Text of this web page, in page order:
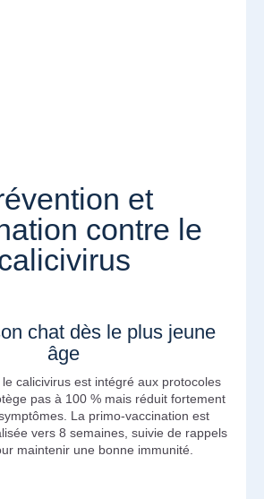
et
contre le
chat dès le plus jeune
âge
calicivirus est intégré aux protocoles
pas à 100 % mais réduit fortement
La primo-vaccination est
vers 8 semaines, suivie de rappels
maintenir une bonne immunité.